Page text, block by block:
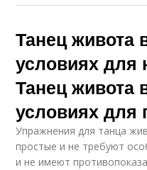
Танец живота
условиях
Танец живота
условиях для
Упражнения для танца
простые и не требуют
и не имеют